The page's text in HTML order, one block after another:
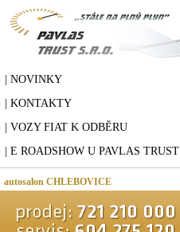
| NOVINKY
| KONTAKTY
| VOZY FIAT K ODBĚRU
| E ROADSHOW U PAVLAS TRUST
autosalon CHLEBOVICE